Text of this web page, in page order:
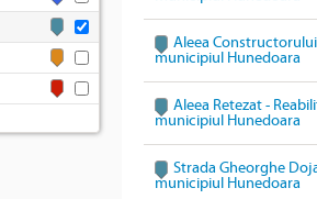
Aleea
municipiul Hunedoara
Aleea Retezat -
municipiul Hunedoara
Strada Gheorghe
municipiul Hunedoara